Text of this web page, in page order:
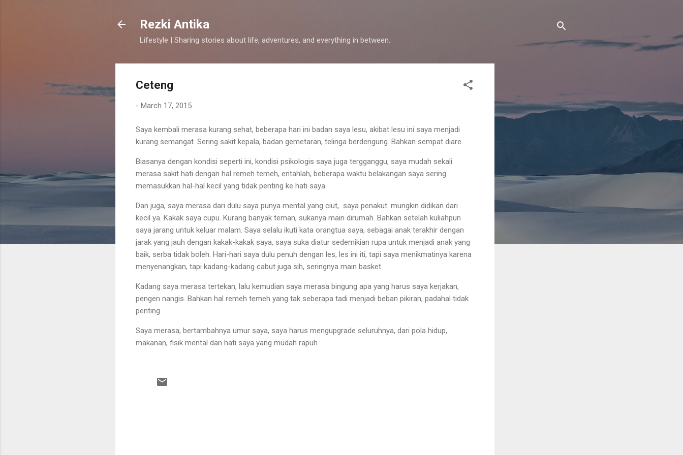
Rezki Antika
Lifestyle | Sharing stories about life, adventures, and everything in between.
Ceteng
- March 17, 2015
Saya kembali merasa kurang sehat, beberapa hari ini badan saya lesu, akibat lesu ini saya menjadi
kurang semangat. Sering sakit kepala, badan gemetaran, telinga berdengung. Bahkan sempat diare.
Biasanya dengan kondisi seperti ini, kondisi psikologis saya juga tergganggu, saya mudah sekali
merasa sakit hati dengan hal remeh temeh, entahlah, beberapa waktu belakangan saya sering
memasukkan hal-hal kecil yang tidak penting ke hati saya.
Dan juga, saya merasa dari dulu saya punya mental yang ciut, saya penakut. mungkin didikan dari
kecil ya. Kakak saya cupu. Kurang banyak teman, sukanya main dirumah. Bahkan setelah kuliahpun
saya jarang untuk keluar malam. Saya selalu ikuti kata orangtua saya, sebagai anak terakhir dengan
jarak yang jauh dengan kakak-kakak saya, saya suka diatur sedemikian rupa untuk menjadi anak yang
baik, serba tidak boleh. Hari-hari saya dulu penuh dengan les, les ini iti, tapi saya menikmatinya karena
menyenangkan, tapi kadang-kadang cabut juga sih, seringnya main basket.
Kadang saya merasa tertekan, lalu kemudian saya merasa bingung apa yang harus saya kerjakan,
pengen nangis. Bahkan hal remeh temeh yang tak seberapa tadi menjadi beban pikiran, padahal tidak
penting.
Saya merasa, bertambahnya umur saya, saya harus mengupgrade seluruhnya, dari pola hidup,
makanan, fisik mental dan hati saya yang mudah rapuh.